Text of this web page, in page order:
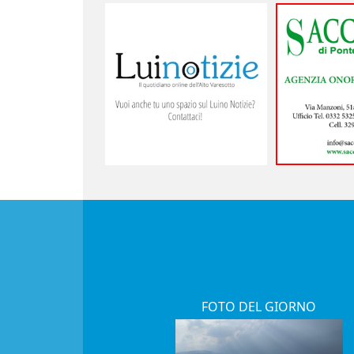
FOTO DEL GIORNO